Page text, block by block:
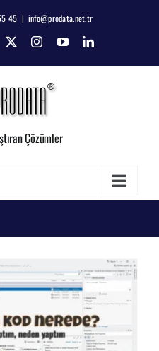
45 | info@prodata.net.tr
Instagram
YouTubeLinkedIn
Çözümler